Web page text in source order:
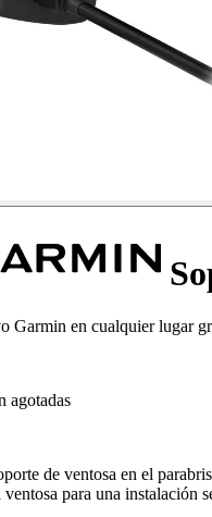
Garmin en cualquier lugar
agotadas
de ventosa en el
para una instalación